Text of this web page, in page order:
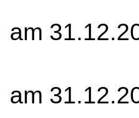
am
am